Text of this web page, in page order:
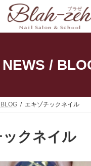
NEWS /
エキゾチックネイル
クネイル